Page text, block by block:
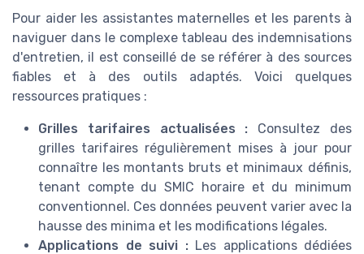
Pour aider les assistantes maternelles et les parents à
naviguer dans le complexe tableau des indemnisations
d'entretien, il est conseillé de se référer à des sources
fiables et à des outils adaptés. Voici quelques
ressources pratiques :
Grilles tarifaires actualisées : Consultez des
grilles tarifaires régulièrement mises à jour pour
connaître les montants bruts et minimaux définis,
tenant compte du SMIC horaire et du minimum
conventionnel. Ces données peuvent varier avec la
hausse des minima et les modifications légales.
Applications de suivi :Les applications dédiées